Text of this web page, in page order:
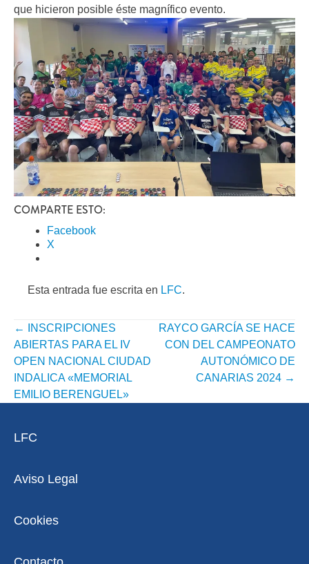
que hicieron posible éste magnífico evento.
COMPARTE ESTO:
Facebook
X
Esta entrada fue escrita en LFC.
NAVEGACIÓN
POR
ENTRADA
←
INSCRIPCIONES
ABIERTAS PARA EL IV
OPEN NACIONAL CIUDAD
INDALICA «MEMORIAL
EMILIO BERENGUEL»
RAYCO GARCÍA SE HACE
CON DEL CAMPEONATO
AUTONÓMICO DE
CANARIAS 2024 →
LFC
Aviso Legal
Cookies